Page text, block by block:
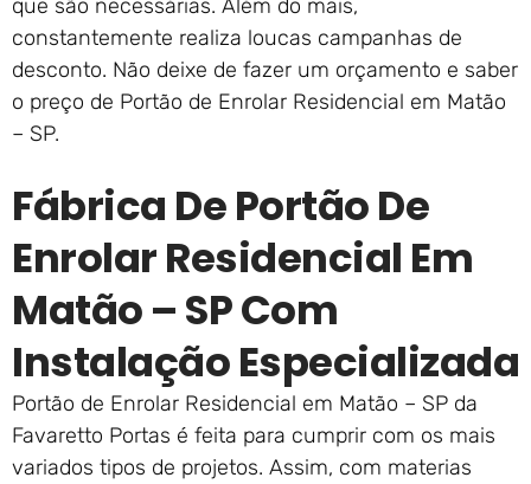
que são necessárias. Além do mais,
constantemente realiza loucas campanhas de
desconto. Não deixe de fazer um orçamento e saber
o preço de Portão de Enrolar Residencial em Matão
– SP.
Fábrica De Portão De
Enrolar Residencial Em
Matão – SP Com
Instalação Especializada
Portão de Enrolar Residencial em Matão – SP da
Favaretto Portas é feita para cumprir com os mais
variados tipos de projetos. Assim, com materias